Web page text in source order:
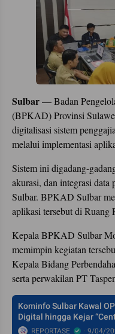
Sulbar— Badan
(BPKAD) Provinsi
digitalisasi sistem
melalui implementasi
Sistem ini digadang-
akurasi, dan integrasi
Sulbar. BPKAD Sulbar
aplikasi tersebut di Ruang
Kepala BPKAD Sulbar
memimpin kegiatan
Kepala Bidang
serta perwakilan PT
Kominfo Sulbar Kawal
Digital hingga Kejar
REPORTASE 9/04/